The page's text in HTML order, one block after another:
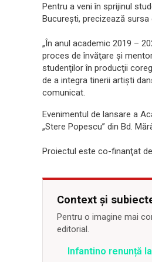
Pentru a veni în sprijinul
Bucureşti, precizează sursa
„În anul academic 2019 –
proces de învăţare şi
studenţilor în producţii
de a integra tinerii artişti
comunicat.
Evenimentul de lansare a
„Stere Popescu” din Bd.
Proiectul este co-finanţat
Context și
Pentru o imagine mai
editorial.
Infantino renunță